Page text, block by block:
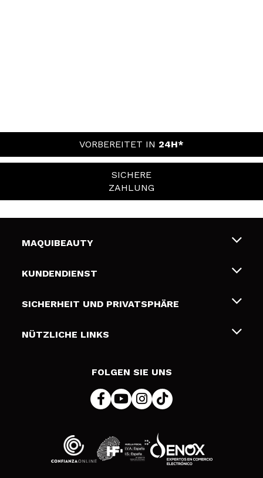
VORBEREITET IN 24H*
SICHERE
ZAHLUNG
MAQUIBEAUTY
Über uns
Geschenkkarten
KUNDENDIENST
Liefer- und Versandkosten
Zahlung
SICHERHEIT UND PRIVATSPHÄRE
Bedingungen und Datenschutz
NÜTZLICHE LINKS
FOLGEN SIE UNS